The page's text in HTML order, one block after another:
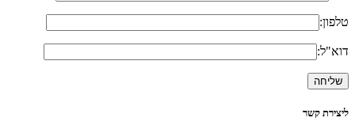
טלפון:
דוא"ל:
ליצירת קשר